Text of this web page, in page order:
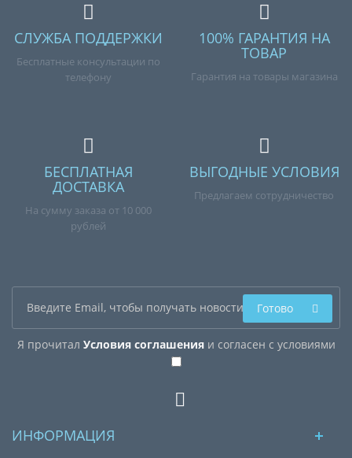
СЛУЖБА ПОДДЕРЖКИ
Бесплатные консультации по
телефону
100% ГАРАНТИЯ НА
ТОВАР
Гарантия на товары магазина
БЕСПЛАТНАЯ
ДОСТАВКА
На сумму заказа от 10 000
рублей
ВЫГОДНЫЕ УСЛОВИЯ
Предлагаем сотрудничество
Я прочитал Условия соглашенияи согласен с условиями
Готово
ИНФОРМАЦИЯ